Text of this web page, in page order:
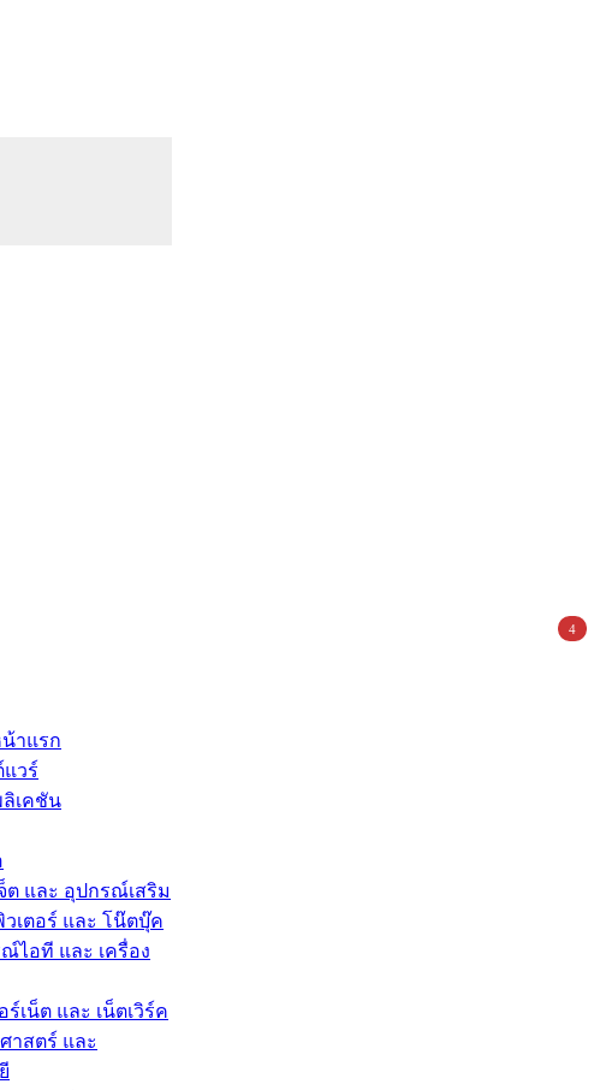
าแรก
วร์
เคชัน
ต และ อุปกรณ์เสริม
เตอร์ และ โน๊ตบุ๊ค
ไอที และ เครื่อง
ร์เน็ต และ เน็ตเวิร์ค
าสตร์ และ
4